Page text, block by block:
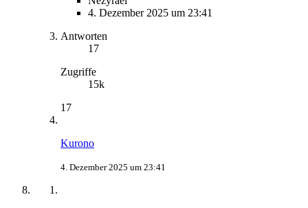
4. Dezember 2025 um 23:41
Antworten
17
Zugriffe
15k
17
Kurono
4. Dezember 2025 um 23:41